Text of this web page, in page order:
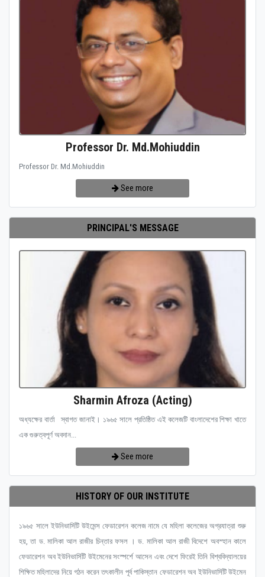
Professor Dr. Md.Mohiuddin
Professor Dr. Md.Mohiuddin
See more
PRINCIPAL'S MESSAGE
Sharmin Afroza (Acting)
অধ্যক্ষের বার্তা স্বাগত জানাই। ১৯৬৫ সালে প্রতিষ্ঠিত এই কলেজটি বাংলাদেশের শিক্ষা খাতে
এক গুরুত্বপূর্ণ অবদান...
See more
HISTORY OF OUR INSTITUTE
১৯৬৫ সালে ইউনিভার্সিটি উইমেন্স ফেডারেশন কলেজ নামে যে মহিলা কলেজের অগ্রযাত্রা শুরু
হয়, তা ড. মালিকা আল রাজীর চিন্তার ফসল । ড. মালিকা আল রাজী বিদেশে অবস্হান কালে
ফেডারেশন অব ইউনিভার্সিটি উইমেনের সংস্পর্শে আসেন এবং দেশে ফিরেই তিনি বিশ্ববিদ্যালয়ের
শিক্ষিত মহিলাদের নিয়ে গঠন করেন তৎকালীন পূর্ব পাকিস্তান ফেডারেশন অব ইউনিভার্সিটি উইমেন